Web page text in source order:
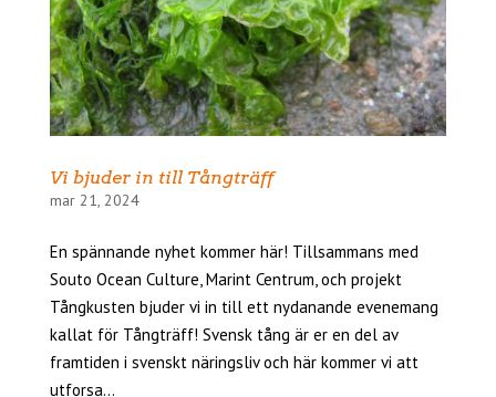
Vi bjuder in till Tångträff
mar 21, 2024
En spännande nyhet kommer här! Tillsammans med
Souto Ocean Culture, Marint Centrum, och projekt
Tångkusten bjuder vi in till ett nydanande evenemang
kallat för Tångträff! Svensk tång är er en del av
framtiden i svenskt näringsliv och här kommer vi att
utforsa...